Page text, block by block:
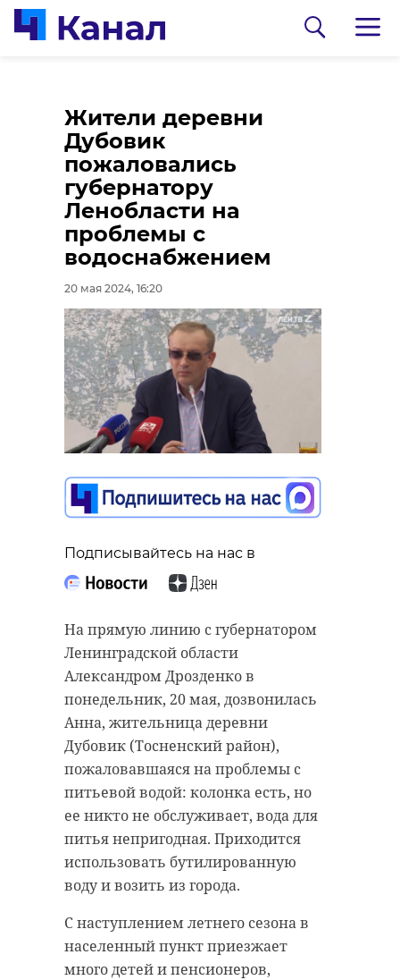
Жители деревни
Дубовик
пожаловались
губернатору
Ленобласти на
проблемы с
водоснабжением
20 мая 2024, 16:20
Подписывайтесь на нас в
На прямую линию с губернатором
Ленинградской области
Александром Дрозденко в
понедельник, 20 мая, дозвонилась
Анна, жительница деревни
Дубовик (Тосненский район),
пожаловавшаяся на проблемы с
питьевой водой: колонка есть, но
ее никто не обслуживает, вода для
питья непригодная. Приходится
использовать бутилированную
воду и возить из города.
С наступлением летнего сезона в
населенный пункт приезжает
много детей и пенсионеров,
Жительница
аварийного дома из
Подпорожского
района обратилась
на прямую линию с
губернатором
20 мая 2024, 16:03
Ленинградской области Александр
Дрозденко отвечает на вопросы
жителей 47 региона в рамках
прямой телефонной линии.
Первой дозвонилась мать-
одиночка Анастасия, жительница
дома, который признали
аварийным еще в 2021 году.
Здание располагается на
Центральной улице в селе
Шеминичи (Подпорожский
район). В доме - две квартиры.
Новое жилье обещали только к
2030 году, добавила звонившая.